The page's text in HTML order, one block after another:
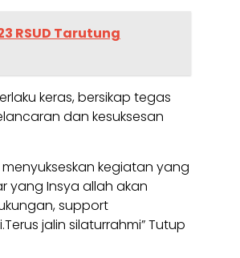
RSUD Tarutung
keras, bersikap tegas
dan kesuksesan
kegiatan yang
yang Insya allah akan
support
jalin silaturrahmi” Tutup